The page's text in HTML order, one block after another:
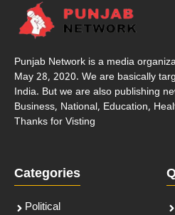
Punjab Network is a media
May 28, 2020. We are basically
India. But we are also publishing
Business, National, Education,
Thanks for Visting
Categories
Political